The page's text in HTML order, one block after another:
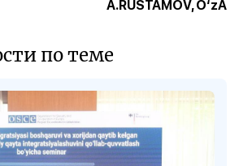
A.RUSTAMOV, O‘zA
по теме